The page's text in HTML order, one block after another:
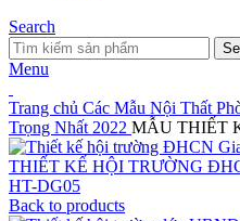
Search
Menu
Trang chủ Các Mẫu Nội Thất
Trọng Nhất 2022 MẪU THIẾT
THIẾT KẾ HỘI TRƯỜNG
HT-DG05
Back to products